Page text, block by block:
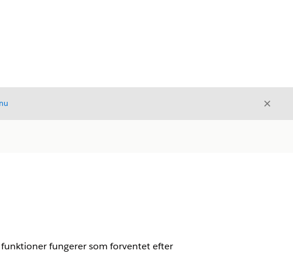
Luk
fungerer som forventet efter